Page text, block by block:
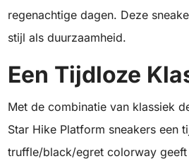
regenachtige dagen. Deze
stijl als duurzaamheid.
Een Tijdloze
Met de combinatie van klassiek
Star Hike Platform sneakers een
truffle/black/egret colorway geeft